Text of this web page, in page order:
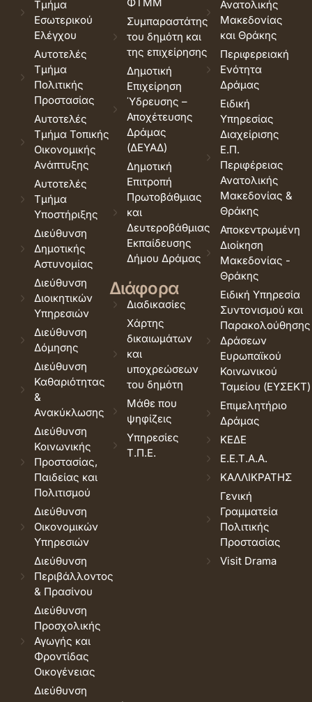
Τμήμα
Εσωτερικού
Ελέγχου
Αυτοτελές
Τμήμα
Πολιτικής
Προστασίας
Αυτοτελές
Τμήμα Τοπικής
Οικονομικής
Ανάπτυξης
Αυτοτελές
Τμήμα
Υποστήριξης
Διεύθυνση
Δημοτικής
Αστυνομίας
Διεύθυνση
Διοικητικών
Υπηρεσιών
Διεύθυνση
Δόμησης
Διεύθυνση
Καθαριότητας
&
Ανακύκλωσης
Διεύθυνση
Κοινωνικής
Προστασίας,
Παιδείας και
Πολιτισμού
Διεύθυνση
Οικονομικών
Υπηρεσιών
Διεύθυνση
Περιβάλλοντος
& Πρασίνου
Διεύθυνση
Προσχολικής
Αγωγής και
Φροντίδας
Οικογένειας
Διεύθυνση
Συμπαραστάτης
του δημότη και
της επιχείρησης
Δημοτική
Επιχείρηση
Ύδρευσης –
Αποχέτευσης
Δράμας
(ΔΕΥΑΔ)
Δημοτική
Επιτροπή
Πρωτοβάθμιας
και
Δευτεροβάθμιας
Εκπαίδευσης
Δήμου Δράμας
Διάφορα
Διαδικασίες
Χάρτης
δικαιωμάτων
και
υποχρεώσεων
του δημότη
Μάθε που
ψηφίζεις
Υπηρεσίες
Τ.Π.Ε.
Ανατολικής
Μακεδονίας
και Θράκης
Περιφερειακή
Ενότητα
Δράμας
Ειδική
Υπηρεσίας
Διαχείρισης
Ε.Π.
Περιφέρειας
Ανατολικής
Μακεδονίας &
Θράκης
Αποκεντρωμένη
Διοίκηση
Μακεδονίας -
Θράκης
Ειδική Υπηρεσία
Συντονισμού και
Παρακολούθησης
Δράσεων
Ευρωπαϊκού
Κοινωνικού
Ταμείου (ΕΥΣΕΚΤ)
Επιμελητήριο
Δράμας
ΚΕΔΕ
Ε.Ε.Τ.Α.Α.
ΚΑΛΛΙΚΡΑΤΗΣ
Γενική
Γραμματεία
Πολιτικής
Προστασίας
Visit Drama